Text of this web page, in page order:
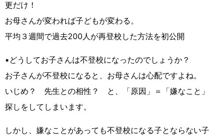
更だけ！
お母さんが変われば子どもが変わる。
平均３週間で過去200人が再登校した方法を初公開
▪️どうしてお子さんは不登校になったのでしょうか？
お子さんが不登校になると、お母さんは心配ですよね。
いじめ？ 先生との相性？ と、「原因」＝「嫌なこと」
探しをしてしまいます。
しかし、嫌なことがあっても不登校になる子とならない子